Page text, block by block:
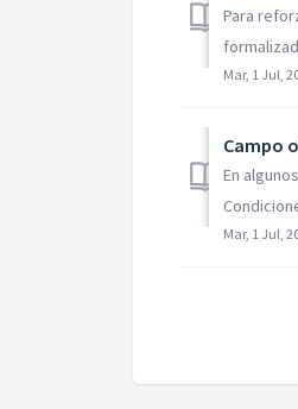
Para
Mar, 1 Jul,
Campo
En
Mar, 1 Jul,